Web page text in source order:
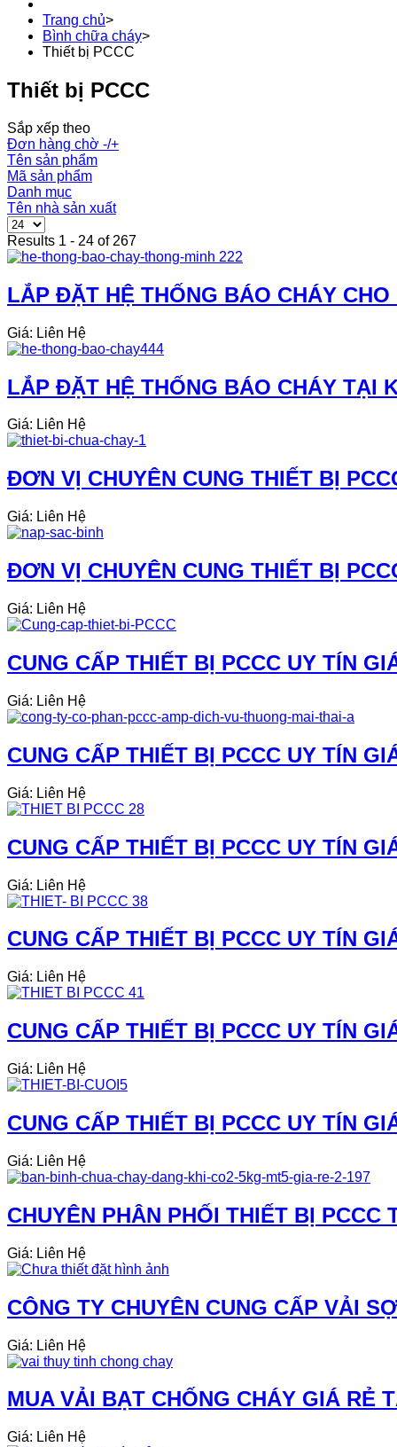
Trang chủ>
Bình chữa cháy>
Thiết bị PCCC
Thiết bị PCCC
Sắp xếp theo
Đơn hàng chờ -/+
Tên sản phẩm
Mã sản phẩm
Danh mục
Tên nhà sản xuất
Results 1 - 24 of 267
LẮP ĐẶT HỆ THỐNG BÁO CHÁY CHO
Giá: Liên Hệ
LẮP ĐẶT HỆ THỐNG BÁO CHÁY TẠI
Giá: Liên Hệ
ĐƠN VỊ CHUYÊN CUNG THIẾT BỊ
Giá: Liên Hệ
ĐƠN VỊ CHUYÊN CUNG THIẾT BỊ
Giá: Liên Hệ
CUNG CẤP THIẾT BỊ PCCC UY TÍN
Giá: Liên Hệ
CUNG CẤP THIẾT BỊ PCCC UY TÍN
Giá: Liên Hệ
CUNG CẤP THIẾT BỊ PCCC UY TÍN
Giá: Liên Hệ
CUNG CẤP THIẾT BỊ PCCC UY TÍN
Giá: Liên Hệ
CUNG CẤP THIẾT BỊ PCCC UY TÍN
Giá: Liên Hệ
CUNG CẤP THIẾT BỊ PCCC UY TÍN
Giá: Liên Hệ
CHUYÊN PHÂN PHỐI THIẾT BỊ PCCC
Giá: Liên Hệ
CÔNG TY CHUYÊN CUNG CẤP VẢI
Giá: Liên Hệ
MUA VẢI BẠT CHỐNG CHÁY GIÁ RẺ
Giá: Liên Hệ